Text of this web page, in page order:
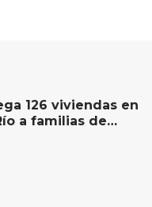
126 viviendas en
a familias de